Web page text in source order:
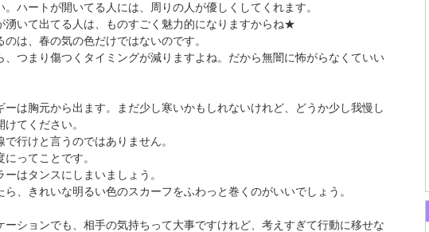
ハートが開いてる人には、周りの人が優しくしてくれます。
湧いて出てる人は、ものすごく魅力的になりますからね★
は、春の気の色だけではないのです。
、つまり傷つくタイミングが減りますよね。だから無闇に怖がらなくていい
ーは胸元から出ます。まだ少し寒いかもしれないけれど、どうか少し我慢し
てください。
行けと言うのではありません。
ってことです。
はタンスにしまいましょう。
ら、きれいな明るい色のスカーフをふわっと巻くのがいいでしょう。
ーションでも、相手の気持ちって大事ですけれど、考えすぎて行動に移せな